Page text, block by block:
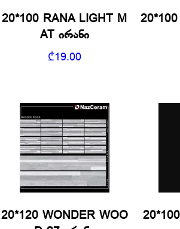
20*100 RANA LIGHT M
AT ირანი
₾19.00
20*120 WONDER WOO